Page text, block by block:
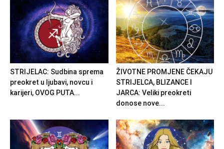
STRIJELAC: Sudbina sprema
preokret u ljubavi, novcu i
karijeri, OVOG PUTA...
ŽIVOTNE PROMJENE ČEKAJU
STRIJELCA, BLIZANCE I
JARCA: Veliki preokreti
donose nove...